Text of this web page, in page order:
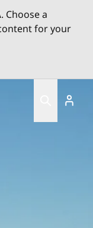
. Choose a
for your